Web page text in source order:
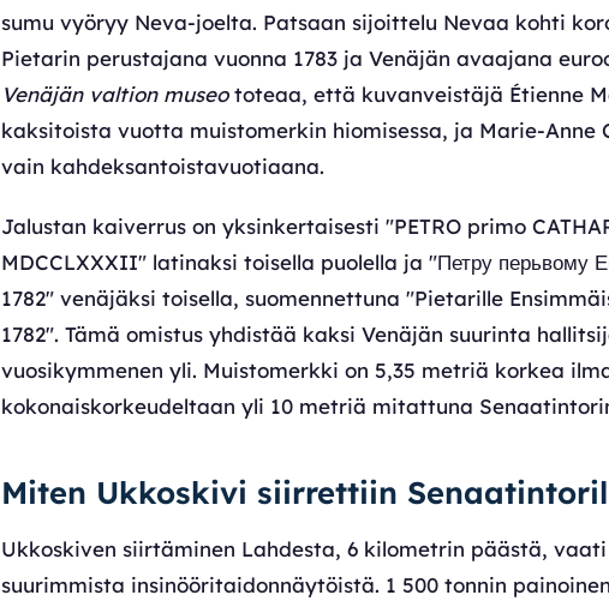
sumu vyöryy Neva-joelta. Patsaan sijoittelu Nevaa kohti
Pietarin perustajana vuonna 1783 ja Venäjän avaajana
Venäjän valtion museototeaa, että kuvanveistäjä Étienne
kaksitoista vuotta muistomerkin hiomisessa, ja Marie-Anne
vain kahdeksantoistavuotiaana.
Jalustan kaiverrus on yksinkertaisesti "PETRO primo
MDCCLXXXII" latinaksi toisella puolella ja "Петру перьвому
1782" venäjäksi toisella, suomennettuna "Pietarille
1782". Tämä omistus yhdistää kaksi Venäjän suurinta
vuosikymmenen yli. Muistomerkki on 5,35 metriä korkea
kokonaiskorkeudeltaan yli 10 metriä mitattuna
Miten Ukkoskivi siirrettiin
Ukkoskiven siirtäminen Lahdesta, 6 kilometrin päästä,
suurimmista insinööritaidonnäytöistä. 1 500 tonnin